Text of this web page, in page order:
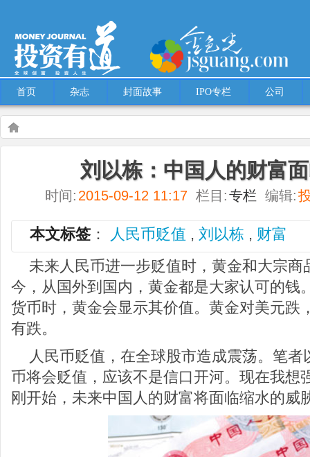
首页 杂志 封面故事 IPO专栏 公司
Warning: Use of undefined constant multiple - assumed 'multiple' (this will throw
content/themes/Hcms/single.phpon line 5
刘以栋：中国人的财富面临缩水威胁
刘以栋：中国人的财富
时间: 2015-09-12 11:17 栏目:专栏 编辑:
本文标签 ： 人民币贬值 , 刘以栋 , 财富
未来人民币进一步贬值时，黄金和大宗
今，从国外到国内，黄金都是大家认可的钱
货币时，黄金会显示其价值。黄金对美元跌
有跌。
人民币贬值，在全球股市造成震荡。笔
币将会贬值，应该不是信口开河。现在我想
刚开始，未来中国人的财富将面临缩水的威